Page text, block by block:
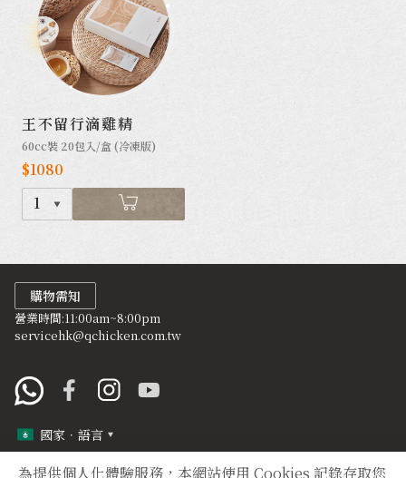
為提供個人化體驗服務，本網站使用 Cookies 記錄存取您
王不留行滴雞精
60cc裝 20包入/盒 (冷凍版)
$1080
1
購物需知
營業時間:11:00am~8:00pm
servicehk@qchicken.com.tw
國家．語言